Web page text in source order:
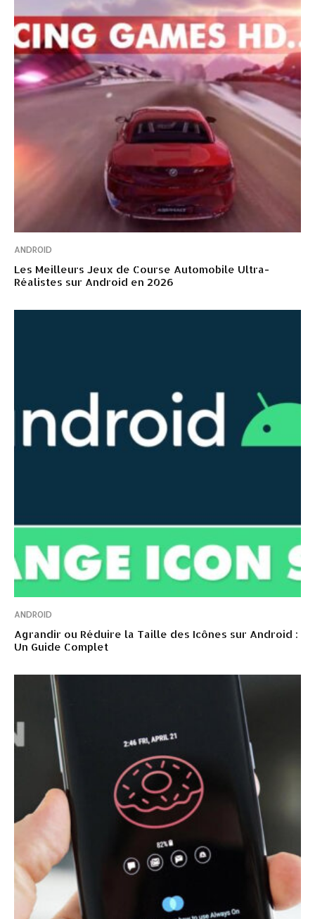
ANDROID
Les Meilleurs Jeux de Course Automobile Ultra-
Réalistes sur Android en 2026
ANDROID
Agrandir ou Réduire la Taille des Icônes sur Android :
Un Guide Complet